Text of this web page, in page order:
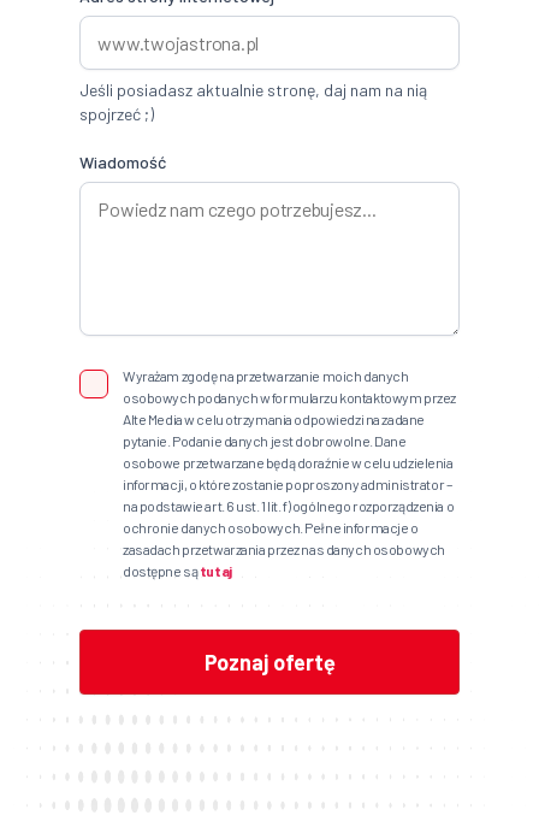
Jeśli posiadasz aktualnie stronę, daj nam na nią
spojrzeć ;)
Wiadomość
Wyrażam zgodę na przetwarzanie moich danych
osobowych podanych w formularzu kontaktowym przez
Alte Media w celu otrzymania odpowiedzi na zadane
pytanie. Podanie danych jest dobrowolne. Dane
osobowe przetwarzane będą doraźnie w celu udzielenia
informacji, o które zostanie poproszony administrator –
na podstawie art. 6 ust. 1 lit. f) ogólnego rozporządzenia o
ochronie danych osobowych. Pełne informacje o
zasadach przetwarzania przez nas danych osobowych
dostępne sątutaj